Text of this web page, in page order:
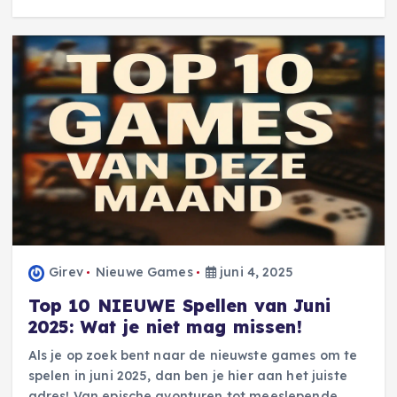
Girev Nieuwe Games juni 4, 2025
Top 10 NIEUWE Spellen van Juni
2025: Wat je niet mag missen!
Als je op zoek bent naar de nieuwste games om te
spelen in juni 2025, dan ben je hier aan het juiste